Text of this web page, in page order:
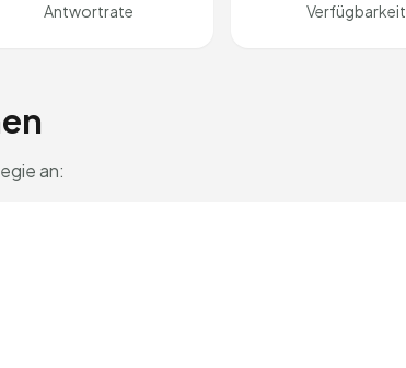
Antwortrate Verfügbarkeit
an: